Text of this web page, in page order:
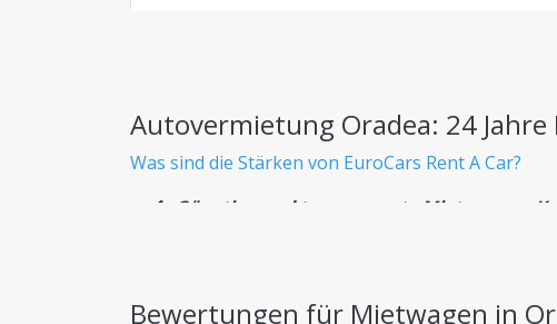
Autovermietung Oradea: 24
Was sind die Stärken von EuroCars Rent A Car?
Günstige und transparente Mietwagen -
Bewertungen für Mietwagen in